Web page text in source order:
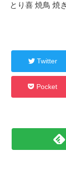
とり喜 焼鳥 焼
Twitter
Pocket